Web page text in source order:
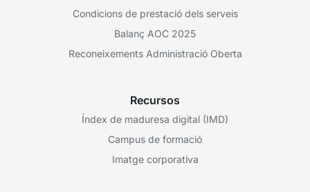
Condicions de prestació dels serveis
Balanç AOC 2025
Reconeixements Administració Oberta
Recursos
Índex de maduresa digital (IMD)
Campus de formació
Imatge corporativa